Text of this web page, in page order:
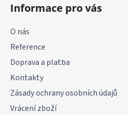
Informace pro vás
O nás
Reference
Doprava a platba
Kontakty
Zásady ochrany osobních údajů
Vrácení zboží